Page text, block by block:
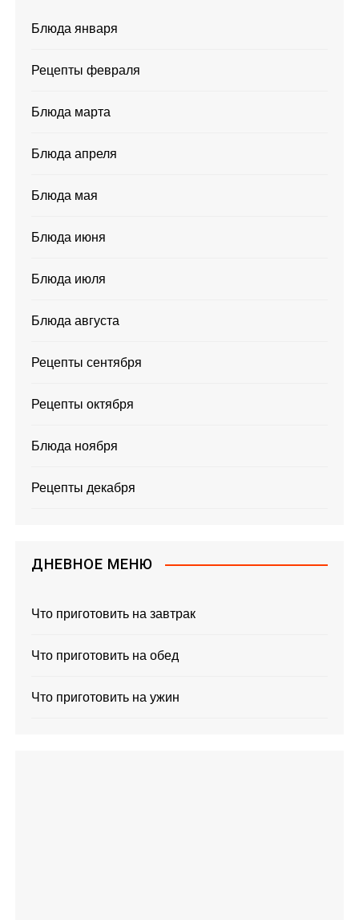
Блюда января
Рецепты февраля
Блюда марта
Блюда апреля
Блюда мая
Блюда июня
Блюда июля
Блюда августа
Рецепты сентября
Рецепты октября
Блюда ноября
Рецепты декабря
ДНЕВНОЕ МЕНЮ
Что приготовить на завтрак
Что приготовить на обед
Что приготовить на ужин